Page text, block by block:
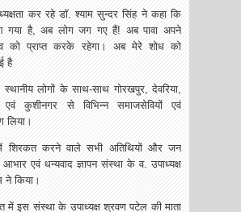
कर रहे डॉ. श्याम सुन्दर सिंह ने कहा कि
गया है, अब लोग जग गए हैं! अब पावा अपने
को प्राप्त करके रहेगा। अब मेरे शोध को
है
लोगों के साथ-साथ गोरखपुर, देवरिया,
कुशीनगर से विभिन्न समाजसेवियों एवं
लिया।
शिरकत करने वाले सभी अतिथियों और जन
आभार एवं धन्यवाद ज्ञापन संस्था के व. उपाध्यक्ष
ने किया।
में इस संस्था के उपाध्यक्ष श्रवण पटेल की माता